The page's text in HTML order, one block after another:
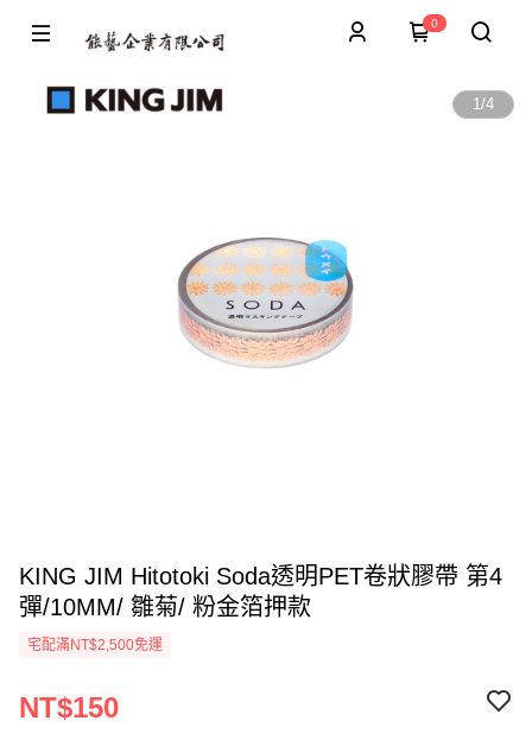
0
1/4
KING JIM Hitotoki Soda透明PET卷狀膠帶 第4
彈/10MM/ 雛菊/ 粉金箔押款
宅配滿NT$2,500免運
NT$150